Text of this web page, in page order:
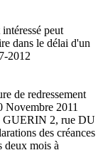
peut
dans le délai d'un
2012
de redressement
Novembre 2011
GUERIN 2, rue DU
des créances
deux mois à